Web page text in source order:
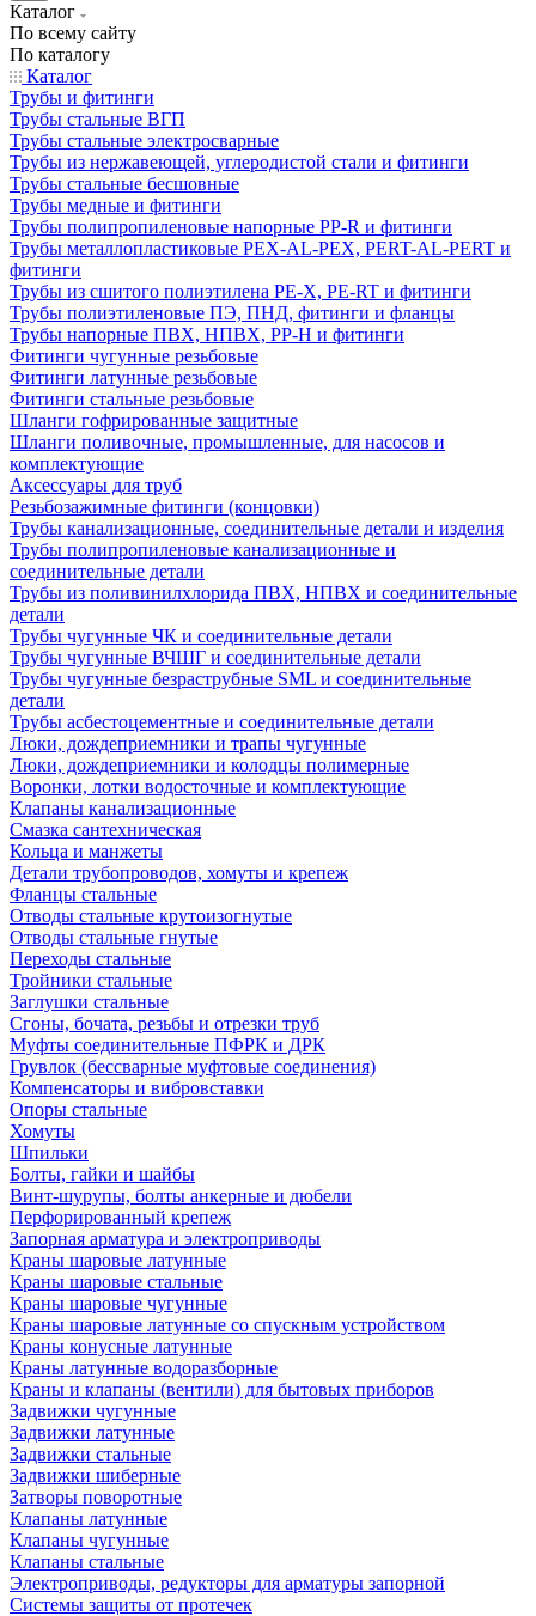
Каталог
По всему сайту
По каталогу
Каталог
Трубы и фитинги
Трубы стальные ВГП
Трубы стальные электросварные
Трубы из нержавеющей, углеродистой стали и фитинги
Трубы стальные бесшовные
Трубы медные и фитинги
Трубы полипропиленовые напорные PP-R и фитинги
Трубы металлопластиковые PEX-AL-PEX, PERT-AL-PERT и
фитинги
Трубы из сшитого полиэтилена PE-X, PE-RT и фитинги
Трубы полиэтиленовые ПЭ, ПНД, фитинги и фланцы
Трубы напорные ПВХ, НПВХ, PP-H и фитинги
Фитинги чугунные резьбовые
Фитинги латунные резьбовые
Фитинги стальные резьбовые
Шланги гофрированные защитные
Шланги поливочные, промышленные, для насосов и
комплектующие
Аксессуары для труб
Резьбозажимные фитинги (концовки)
Трубы канализационные, соединительные детали и изделия
Трубы полипропиленовые канализационные и
соединительные детали
Трубы из поливинилхлорида ПВХ, НПВХ и соединительные
детали
Трубы чугунные ЧК и соединительные детали
Трубы чугунные ВЧШГ и соединительные детали
Трубы чугунные безраструбные SML и соединительные
детали
Трубы асбестоцементные и соединительные детали
Люки, дождеприемники и трапы чугунные
Люки, дождеприемники и колодцы полимерные
Воронки, лотки водосточные и комплектующие
Клапаны канализационные
Смазка сантехническая
Кольца и манжеты
Детали трубопроводов, хомуты и крепеж
Фланцы стальные
Отводы стальные крутоизогнутые
Отводы стальные гнутые
Переходы стальные
Тройники стальные
Заглушки стальные
Сгоны, бочата, резьбы и отрезки труб
Муфты соединительные ПФРК и ДРК
Грувлок (бессварные муфтовые соединения)
Компенсаторы и вибровставки
Опоры стальные
Хомуты
Шпильки
Болты, гайки и шайбы
Винт-шурупы, болты анкерные и дюбели
Перфорированный крепеж
Запорная арматура и электроприводы
Краны шаровые латунные
Краны шаровые стальные
Краны шаровые чугунные
Краны шаровые латунные со спускным устройством
Краны конусные латунные
Краны латунные водоразборные
Краны и клапаны (вентили) для бытовых приборов
Задвижки чугунные
Задвижки латунные
Задвижки стальные
Задвижки шиберные
Затворы поворотные
Клапаны латунные
Клапаны чугунные
Клапаны стальные
Электроприводы, редукторы для арматуры запорной
Системы защиты от протечек